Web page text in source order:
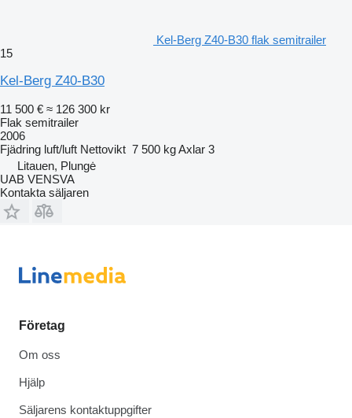
Kel-Berg Z40-B30 flak semitrailer
15
Kel-Berg Z40-B30
11 500 € ≈ 126 300 kr
Flak semitrailer
2006
Fjädring luft/luft Nettovikt 7 500 kgAxlar 3
Litauen, Plungė
UAB VENSVA
Kontakta säljaren
Företag
Om oss
Hjälp
Säljarens kontaktuppgifter